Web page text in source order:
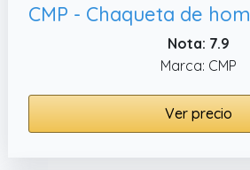
Nota: 7.9
Marca: CMP
Ver precio